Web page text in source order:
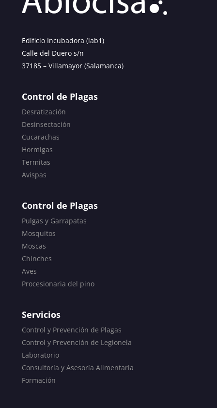
Edificio Incubadora (lab1)
Calle del Duero s/n
37185 – Villamayor (Salamanca)
Control de Plagas
Desratización
Desinsectación
Cucarachas
Hormigas
Termitas
Avispas
Control de Plagas
Pulgas y Garrapatas
Mosquitos
Moscas
Chinches
Aves
Procesionaria del pino
Servicios
Control y Prevención de Plagas
Control y Prevención de Legionela
Laboratorio
Consultoría y Asesoría Alimentaria
Formación